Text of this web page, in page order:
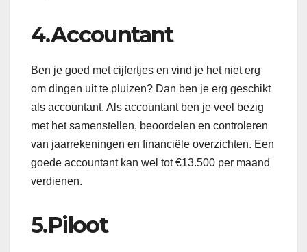
4.Accountant
Ben je goed met cijfertjes en vind je het niet erg
om dingen uit te pluizen? Dan ben je erg geschikt
als accountant. Als accountant ben je veel bezig
met het samenstellen, beoordelen en controleren
van jaarrekeningen en financiële overzichten. Een
goede accountant kan wel tot €13.500 per maand
verdienen.
5.Piloot